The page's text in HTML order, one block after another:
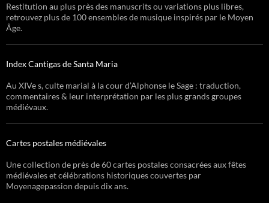
Restitution au plus près des manuscrits ou variations plus libres,
retrouvez plus de 100 ensembles de musique inspirés par le Moyen
Âge.
Index Cantigas de Santa Maria
Au XIVe s, culte marial à la cour d’Alphonse le Sage : traduction,
commentaires & leur interprétation par les plus grands groupes
médiévaux.
Cartes postales médiévales
Une collection de près de 60 cartes postales consacrées aux fêtes
médiévales et célébrations historiques couvertes par
Moyenagepassion depuis dix ans.